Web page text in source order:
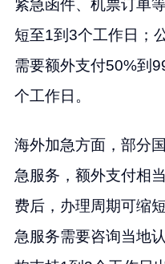
紧急函件、机票订单
短至1到3个工作日；
需要额外支付50%到
个工作日。
海外加急方面，部分
急服务，额外支付相
费后，办理周期可缩
急服务需要咨询当地